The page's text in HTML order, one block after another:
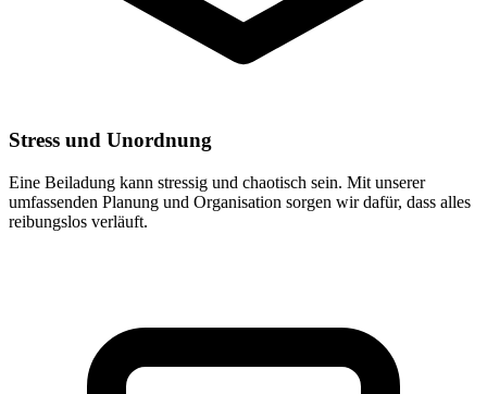
Stress und Unordnung
Eine Beiladung kann stressig und chaotisch sein. Mit unserer
umfassenden Planung und Organisation sorgen wir dafür, dass alles
reibungslos verläuft.